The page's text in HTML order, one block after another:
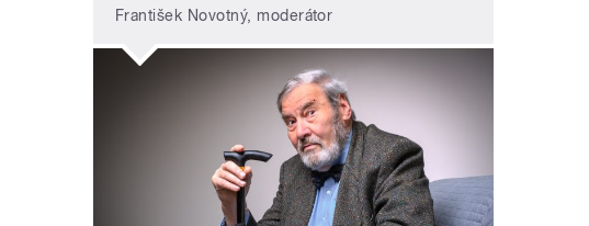
František Novotný, moderátor